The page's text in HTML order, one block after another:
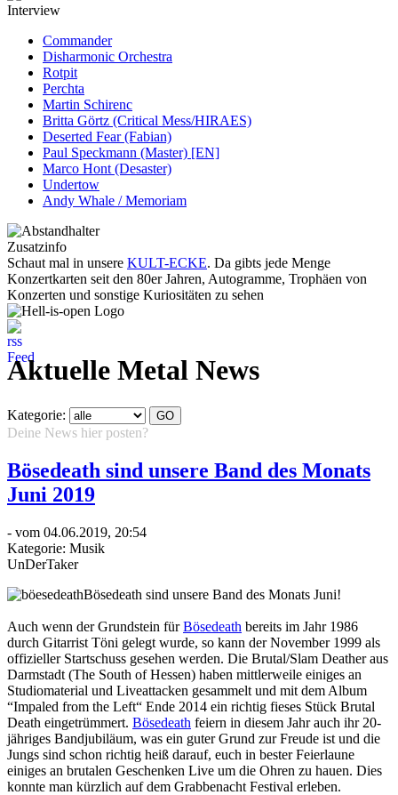
Interview
Commander
Disharmonic Orchestra
Rotpit
Perchta
Martin Schirenc
Britta Görtz (Critical Mess/HIRAES)
Deserted Fear (Fabian)
Paul Speckmann (Master) [EN]
Marco Hont (Desaster)
Undertow
Andy Whale / Memoriam
Zusatzinfo
Schaut mal in unsere KULT-ECKE. Da gibts jede Menge
Konzertkarten seit den 80er Jahren, Autogramme, Trophäen von
Konzerten und sonstige Kuriositäten zu sehen
Aktuelle Metal News
Kategorie:
Deine News hier posten?
Bösedeath sind unsere Band des Monats
Juni 2019
- vom 04.06.2019, 20:54
Kategorie: Musik
UnDerTaker
Bösedeath sind unsere Band des Monats Juni!
Auch wenn der Grundstein fürBösedeath bereits im Jahr 1986
durch Gitarrist Töni gelegt wurde, so kann der November 1999 als
offizieller Startschuss gesehen werden. Die Brutal/Slam Deather aus
Darmstadt (The South of Hessen) haben mittlerweile einiges an
Studiomaterial und Liveattacken gesammelt und mit dem Album
“Impaled from the Left“ Ende 2014 ein richtig fieses Stück Brutal
Death eingetrümmert. Bösedeath feiern in diesem Jahr auch ihr 20-
jähriges Bandjubiläum, was ein guter Grund zur Freude ist und die
Jungs sind schon richtig heiß darauf, euch in bester Feierlaune
einiges an brutalen Geschenken Live um die Ohren zu hauen. Dies
konnte man kürzlich auf dem Grabbenacht Festival erleben.